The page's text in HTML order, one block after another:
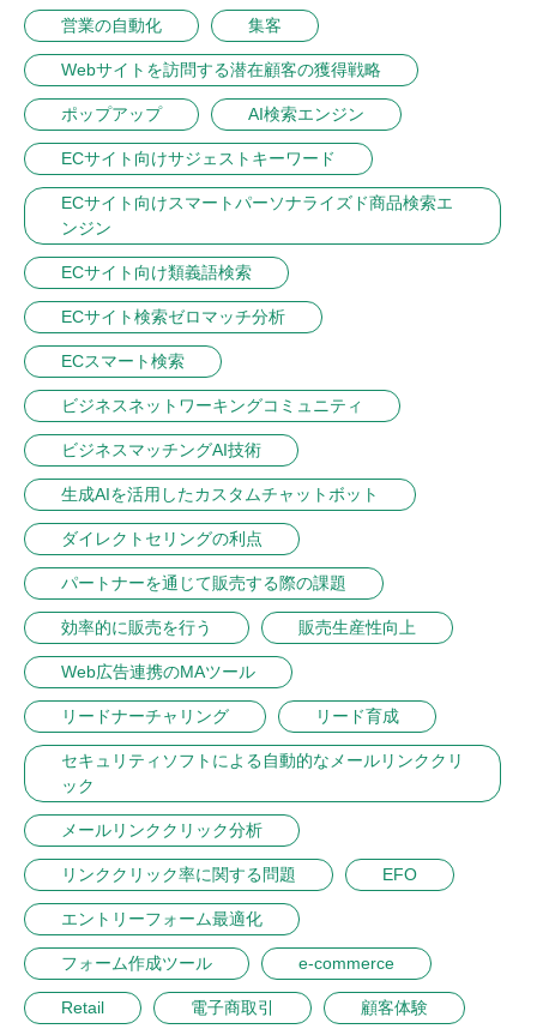
営業の自動化 集客
Webサイトを訪問する潜在顧客の獲得戦略
ポップアップ AI検索エンジン
ECサイト向けサジェストキーワード
ECサイト向けスマートパーソナライズド商品検索エ
ンジン
ECサイト向け類義語検索
ECサイト検索ゼロマッチ分析
ECスマート検索
ビジネスネットワーキングコミュニティ
ビジネスマッチングAI技術
生成AIを活用したカスタムチャットボット
ダイレクトセリングの利点
パートナーを通じて販売する際の課題
効率的に販売を行う 販売生産性向上
Web広告連携のMAツール
リードナーチャリング リード育成
セキュリティソフトによる自動的なメールリンククリ
ック
メールリンククリック分析
リンククリック率に関する問題 EFO
エントリーフォーム最適化
フォーム作成ツール e-commerce
Retail 電子商取引 顧客体験